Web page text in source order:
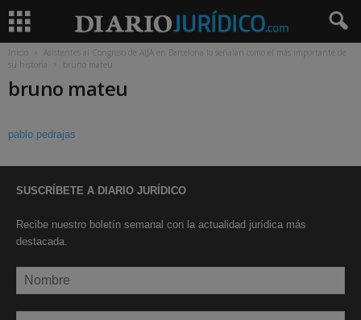
Inicio
Asistentes al Congreso de AIJA en Barcelona lo señalan como el más importante de
su historia
bruno mateu
bruno mateu
pablo pedrajas
SUSCRÍBETE A DIARIO JURÍDICO
Recibe nuestro boletín semanal con la actualidad jurídica más
destacada.